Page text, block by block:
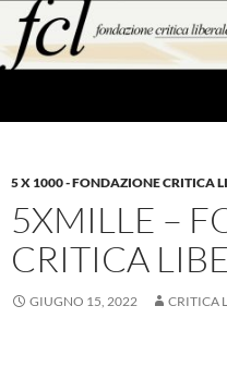
contenuto
5 X 1000 - FONDAZIONE CRITICA
5XMILLE –
CRITICA
GIUGNO 15, 2022 CRITICA